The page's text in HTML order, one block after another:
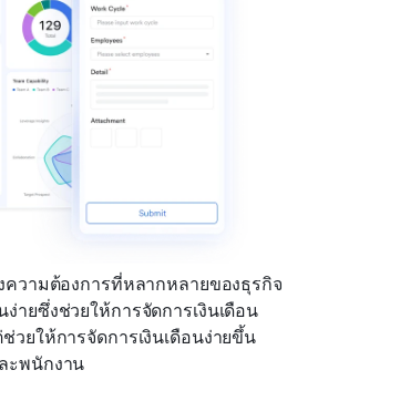
วามต้องการที่หลากหลายของธุรกิจ
ยซึ่งช่วยให้การจัดการเงินเดือน
วยให้การจัดการเงินเดือนง่ายขึ้น
ะพนักงาน